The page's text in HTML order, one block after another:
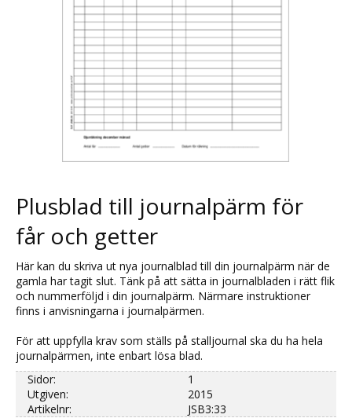
Plusblad till journalpärm för
får och getter
Här kan du skriva ut nya journalblad till din journalpärm när de
gamla har tagit slut. Tänk på att sätta in journalbladen i rätt flik
och nummerföljd i din journalpärm. Närmare instruktioner
finns i anvisningarna i journalpärmen.
För att uppfylla krav som ställs på stalljournal ska du ha hela
journalpärmen, inte enbart lösa blad.
Sidor:
1
Utgiven:
2015
Artikelnr:
JSB3:33